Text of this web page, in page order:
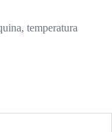
temperatura